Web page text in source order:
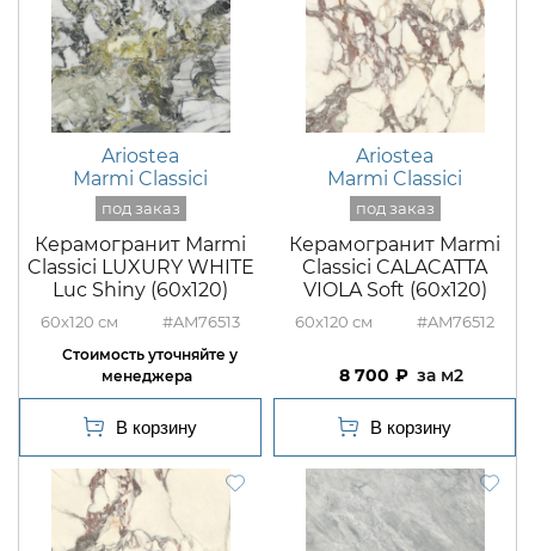
Ariostea
Marmi Classici
Керамогранит Marmi
Classici LUXURY WHITE
Luc Shiny (60х120)
60x120 #AM76513
Ariostea
Marmi Classici
Керамогранит Marmi
Classici CALACATTA
VIOLA Soft (60х120)
60x120 #AM76512
8 700 м2